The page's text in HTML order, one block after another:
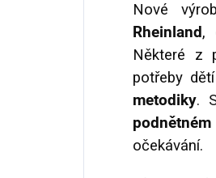
Nové
Rheinland,
Některé z
potřeby
metodiky.
očekávání.